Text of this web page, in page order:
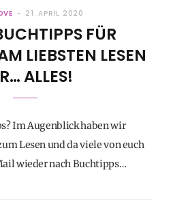
21. APRIL 2020
FÜR
LIEBSTEN LESEN
ALLES!
Im Augenblick haben wir
Lesen und da viele von euch
wieder nach Buchtipps…